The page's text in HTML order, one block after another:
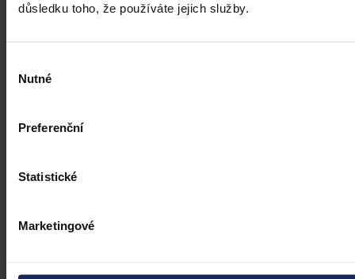
důsledku toho, že používáte jejich služby.
souhlasu
Nutné
Preferenční
Statistické
Marketingové